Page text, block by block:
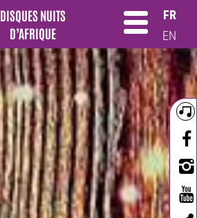
DISQUES NUITS
D’AFRIQUE
FR
EN